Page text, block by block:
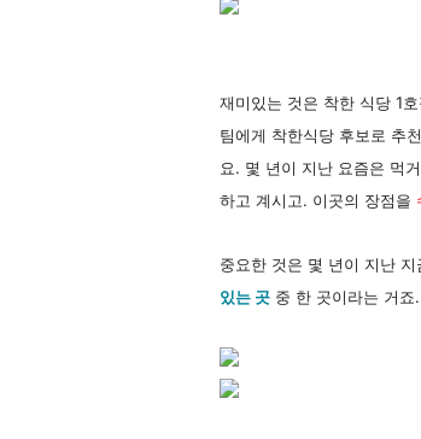
재미있는 것은 착한 식당 1
팀에게 착한식당 후보로 추
요. 몇 년이 지난 요즘은 먹
하고 계시고. 이곳의 장점을
중요한 것은 몇 년이 지난 지
있는 곳 중 한 곳이라는 거죠.